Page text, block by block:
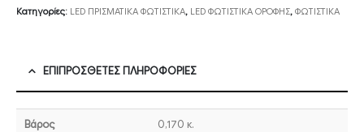
Κατηγορίες: LED ΠΡΙΣΜΑΤΙΚΑ ΦΩΤΙΣΤΙΚΑ, LED ΦΩΤΙΣΤΙΚΑ ΟΡΟΦΗΣ, ΦΩΤΙΣΤΙΚΑ
ΕΠΙΠΡΌΣΘΕΤΕΣ ΠΛΗΡΟΦΟΡΊΕΣ
Βάρος 0,170 κ.